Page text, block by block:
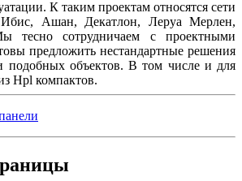
К таким проектам относятся сети
Ашан, Декатлон, Леруа Мерлен,
тесно сотрудничаем с проектными
предложить нестандартные решения
подобных объектов. В том числе и для
Hpl компактов.